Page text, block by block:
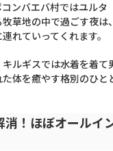
ンバエバ村ではユルタ
草地の中で過ごす夜は
れていってくれます。
ルギスでは水着を着て
体を癒やす格別のひと
！ほぼオールイ